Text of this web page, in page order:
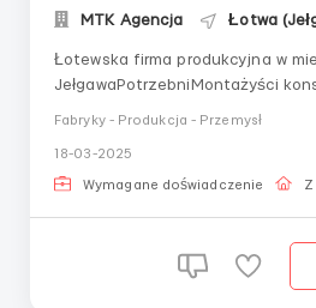
MTK Agencja Łotwa
Łotewska firma produkcyjna w
JełgawaPotrzebniMontażyści
gazowym,posługiwanie się
pomiarowymi,doświadczenie
Fabryky - Produkcja - Przemysł
18-03-2025
Wymagane doświadczenie